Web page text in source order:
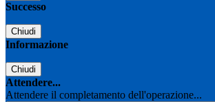
Successo
Chiudi
Informazione
Chiudi
Attendere...
Attendere il completamento dell'operazione...